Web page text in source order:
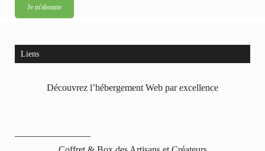
Liens
Découvrez l’hébergement Web par excellence
————————